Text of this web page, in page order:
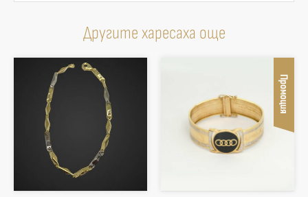
Другите харесаха още
Промоция